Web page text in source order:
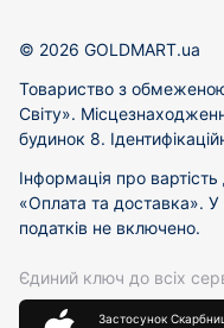
© 2026 GOLDMART.ua
Товариство з
Світу».
будинок 8.
Інформація про
«Оплата та доставка». У
податків не включено.
Єдиний ключ до всіх
Застосунок